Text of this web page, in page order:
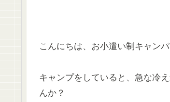
こんにちは、お小遣い制キャン
キャンプをしていると、急な冷
んか？